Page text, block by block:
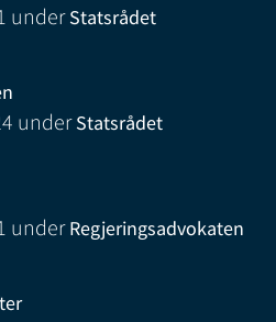
underStatsrådet
underStatsrådet
underRegjeringsadvokaten